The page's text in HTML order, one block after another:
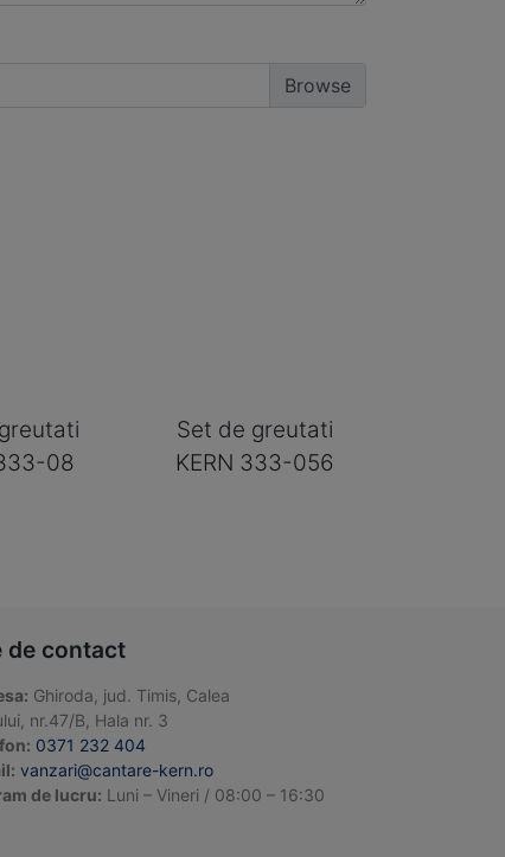
08
Set de greutati
KERN 333-056
de contact
Ghiroda, jud. Timis, Calea
nr.47/B, Hala nr. 3
0371 232 404
vanzari@cantare-kern.ro
de lucru: Luni – Vineri / 08:00 – 16:30